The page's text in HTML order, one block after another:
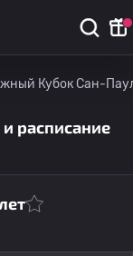
Кубок Сан-
и расписание